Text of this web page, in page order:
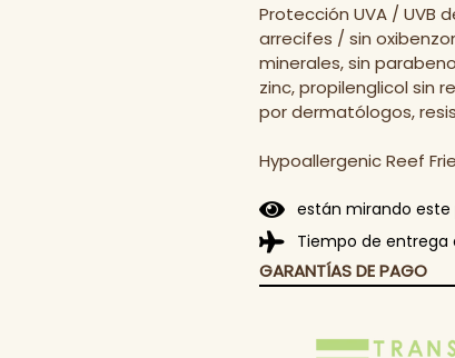
Protección UVA / UVB
arrecifes / sin
minerales, sin
zinc, propilenglicol sin
por dermatólogos,
Hypoallergenic Reef
están mirando
Tiempo de
GARANTÍAS DE PAGO